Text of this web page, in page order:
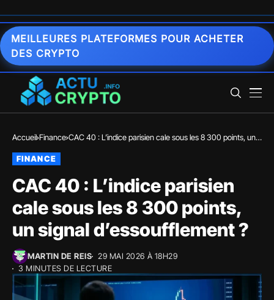
MEILLEURES PLATEFORMES POUR ACHETER
DES CRYPTO
Accueil Finance CAC 40 : L’indice parisien cale sous les 8 300 points, un
FINANCE
CAC 40 : L’indice parisien
cale sous les 8 300 points,
un signal d’essoufflement ?
MARTIN DE REIS
29 MAI 2026 À 18H29
3 MINUTES DE LECTURE